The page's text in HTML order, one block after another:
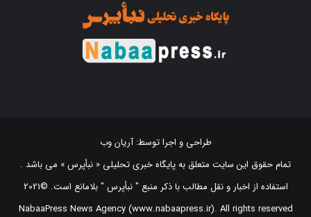
طراحی و اجرا توسط:آریان وب
تمام حقوق این سایت متعلق به پایگاه خبری تحلیلی « نبأپرس » می باشد .
استفاده از اخبار و نقل مطالب با ذکر منبع "‌ نبأپرس " بلامانع است. ©2021
NabaaPress News Agency (www.nabaapress.ir). All rights reserved